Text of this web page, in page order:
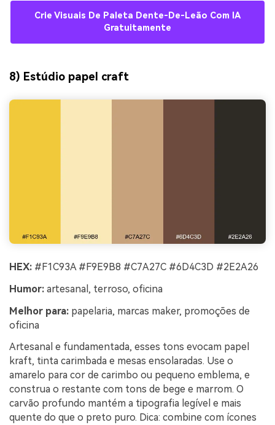
Crie Visuais De Paleta Dente-De-Leão Com IA
Gratuitamente
8) Estúdio papel craft
HEX: #F1C93A #F9E9B8 #C7A27C #6D4C3D #2E2A26
Humor: artesanal, terroso, oficina
Melhor para: papelaria, marcas maker, promoções de
oficina
Artesanal e fundamentada, esses tons evocam papel
kraft, tinta carimbada e mesas ensolaradas. Use o
amarelo para cor de carimbo ou pequeno emblema, e
construa o restante com tons de bege e marrom. O
carvão profundo mantém a tipografia legível e mais
quente do que o preto puro. Dica: combine com ícones